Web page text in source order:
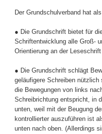
Der Grundschulverband hat
● Die Grundschrift bietet für
Schriftentwicklung alle Groß-
Orientierung an der Leseschrift
● Die Grundschrift schlägt
geläufigere Schreiben
die Bewegungen von links
Schreibrichtung entspricht, in
unten, weil mit der Beugung
kontrollierter auszuführen ist
unten nach oben. (Allerdings